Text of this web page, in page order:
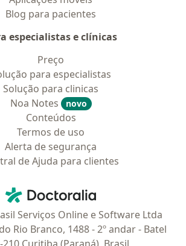
Blog para pacientes
especialistas e clínicas
Preço
para especialistas
Solução para clinicas
Noa Notes
novo
Conteúdos
Termos de uso
Alerta de segurança
de Ajuda para clientes
Doctoralia - Homepage
Serviços Online e Software Ltda
Rio Branco, 1488 - 2º andar - Batel